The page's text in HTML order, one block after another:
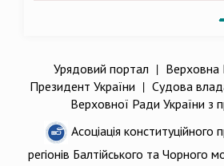
Урядовий портал | Верховна
Президент України | Судова
Верховної Ради України з
Асоціація конституційного
регіонів Балтійського та Чорного